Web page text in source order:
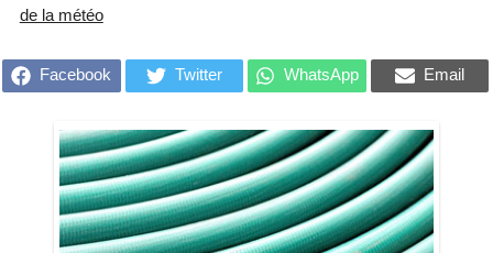
de la météo
Facebook Twitter WhatsApp Email